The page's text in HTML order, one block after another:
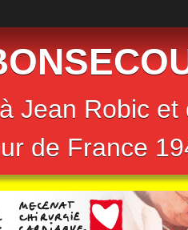
Jean Robic
de France